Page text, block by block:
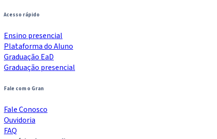
Acesso rápido
Ensino presencial
Plataforma do Aluno
Graduação EaD
Graduação presencial
Fale com o Gran
Fale Conosco
Ouvidoria
FAQ